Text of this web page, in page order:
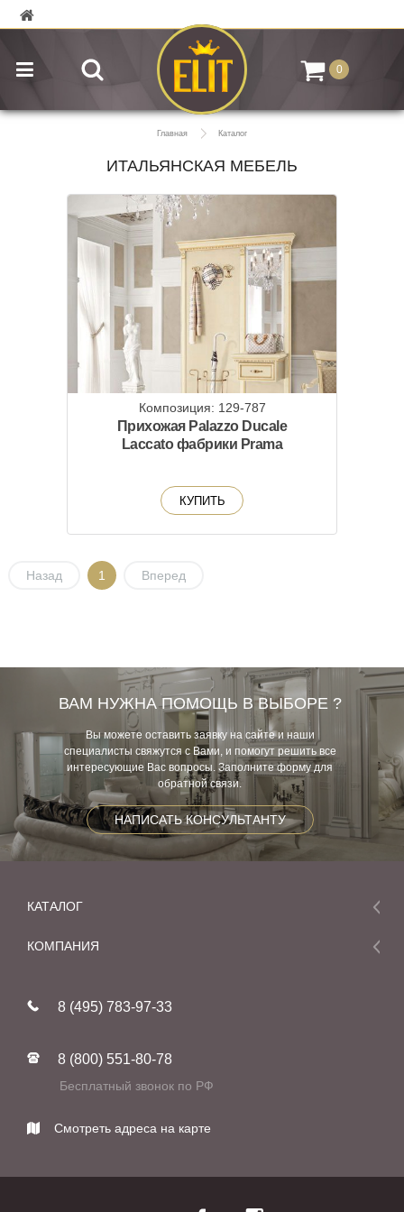
0
Главная Каталог
ИТАЛЬЯНСКАЯ МЕБЕЛЬ
Композиция: 129-787
Прихожая Palazzo Ducale
Laccato фабрики Prama
КУПИТЬ
Назад 1 Вперед
ВАМ НУЖНА ПОМОЩЬ В ВЫБОРЕ ?
Вы можете оставить заявку на сайте и наши
специалисты свяжутся с Вами, и помогут решить все
интересующие Вас вопросы. Заполните форму для
обратной связи.
НАПИСАТЬ КОНСУЛЬТАНТУ
КАТАЛОГ
Мебель
Фабрики
КОМПАНИЯ
Реставрация
Контакты
8 (495) 783-97-33
8 (800) 551-80-78
Бесплатный звонок по РФ
Смотреть адреса на карте